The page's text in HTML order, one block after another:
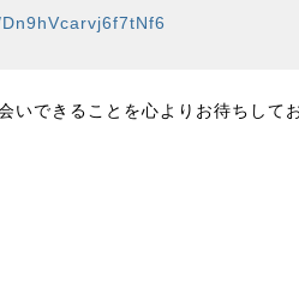
いできることを心よりお待ちして